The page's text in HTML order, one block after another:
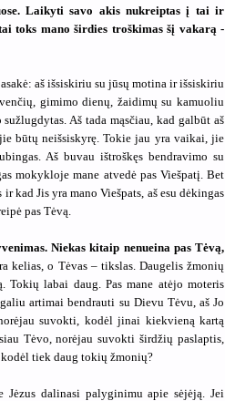
Laikyti savo akis nukreiptas į tai ir
toks mano širdies troškimas šį vakarą -
aš išsiskiriu su jūsų motina ir išsiskiriu
gimimo dienų, žaidimų su kamuoliu
Aš tada mąsčiau, kad galbūt aš
būtų neišsiskyrę. Tokie jau yra vaikai, jie
Aš buvau ištroškęs bendravimo su
mokykloje mane atvedė pas Viešpatį. Bet
kad Jis yra mano Viešpats, aš esu dėkingas
pas Tėvą.
Niekas kitaip nenueina pas Tėvą,
kelias, o Tėvas – tikslas. Daugelis žmonių
labai daug. Pas mane atėjo moteris
artimai bendrauti su Dievu Tėvu, aš Jo
suvokti, kodėl jinai kiekvieną kartą
Tėvo, norėjau suvokti širdžių paslaptis,
tiek daug tokių žmonių?
dalinasi palyginimu apie sėjėją. Jei